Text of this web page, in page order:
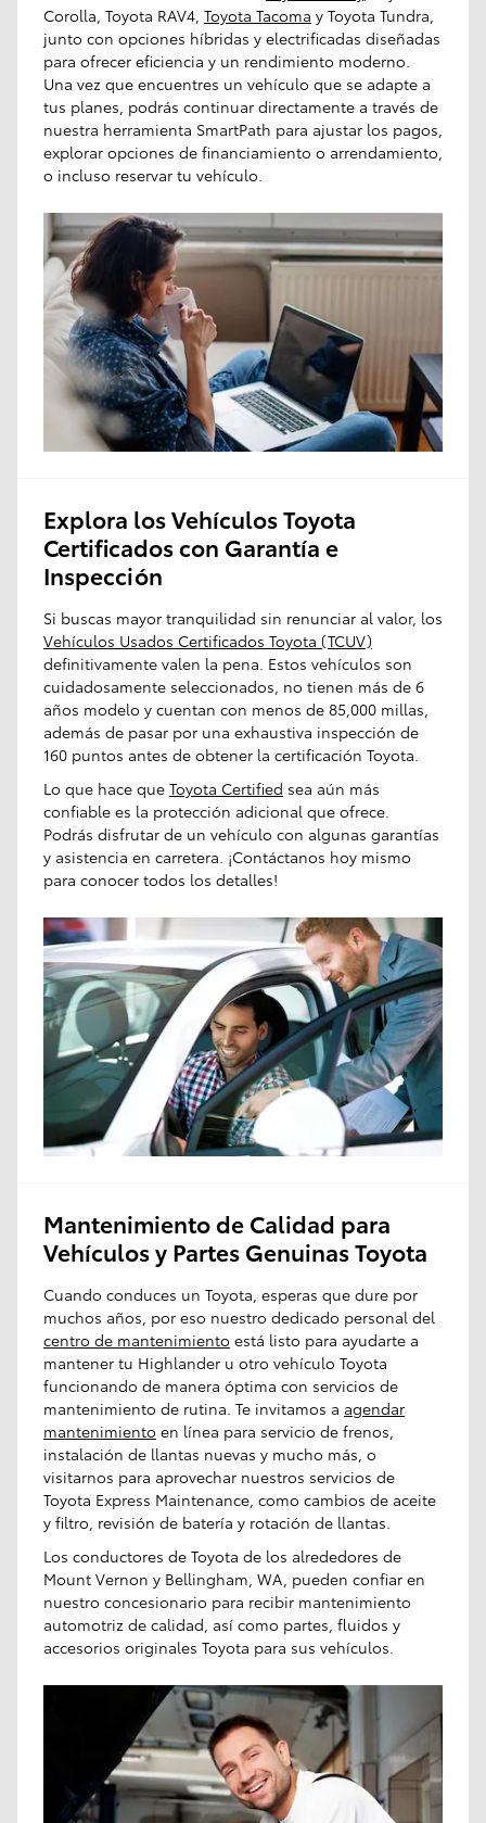
Corolla, Toyota RAV4, Toyota Tacoma y Toyota Tundra,
junto con opciones híbridas y electrificadas diseñadas
para ofrecer eficiencia y un rendimiento moderno.
Una vez que encuentres un vehículo que se adapte a
tus planes, podrás continuar directamente a través de
nuestra herramienta SmartPath para ajustar los pagos,
explorar opciones de financiamiento o arrendamiento,
o incluso reservar tu vehículo.
Explora los Vehículos Toyota
Certificados con Garantía e
Inspección
Si buscas mayor tranquilidad sin renunciar al valor, los
Vehículos Usados Certificados Toyota (TCUV)
definitivamente valen la pena. Estos vehículos son
cuidadosamente seleccionados, no tienen más de 6
años modelo y cuentan con menos de 85,000 millas,
además de pasar por una exhaustiva inspección de
160 puntos antes de obtener la certificación Toyota.
Lo que hace que Toyota Certified sea aún más
confiable es la protección adicional que ofrece.
Podrás disfrutar de un vehículo con algunas garantías
y asistencia en carretera. ¡Contáctanos hoy mismo
para conocer todos los detalles!
Mantenimiento de Calidad para
Vehículos y Partes Genuinas Toyota
Cuando conduces un Toyota, esperas que dure por
muchos años, por eso nuestro dedicado personal del
centro de mantenimiento está listo para ayudarte a
mantener tu Highlander u otro vehículo Toyota
funcionando de manera óptima con servicios de
mantenimiento de rutina. Te invitamos a agendar
mantenimiento en línea para servicio de frenos,
instalación de llantas nuevas y mucho más, o
visitarnos para aprovechar nuestros servicios de
Toyota Express Maintenance, como cambios de aceite
y filtro, revisión de batería y rotación de llantas.
Los conductores de Toyota de los alrededores de
Mount Vernon y Bellingham, WA, pueden confiar en
nuestro concesionario para recibir mantenimiento
automotriz de calidad, así como partes, fluidos y
accesorios originales Toyota para sus vehículos.